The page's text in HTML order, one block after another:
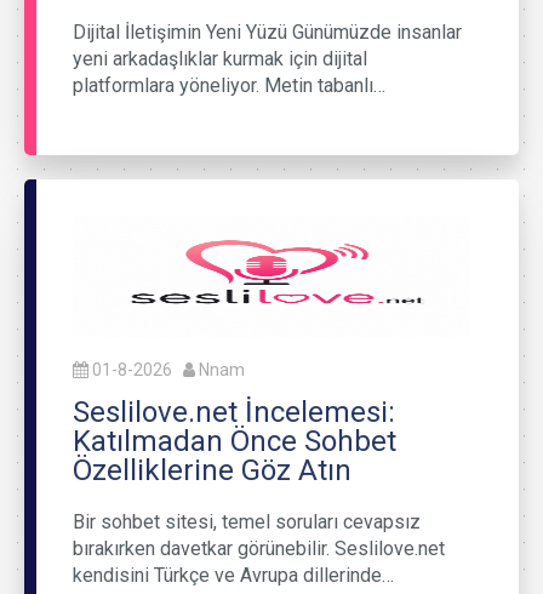
Dijital İletişimin Yeni Yüzü Günümüzde insanlar
yeni arkadaşlıklar kurmak için dijital
platformlara yöneliyor. Metin tabanlı…
01-8-2026 Nnam
Seslilove.net İncelemesi:
Katılmadan Önce Sohbet
Özelliklerine Göz Atın
Bir sohbet sitesi, temel soruları cevapsız
bırakırken davetkar görünebilir. Seslilove.net
kendisini Türkçe ve Avrupa dillerinde…